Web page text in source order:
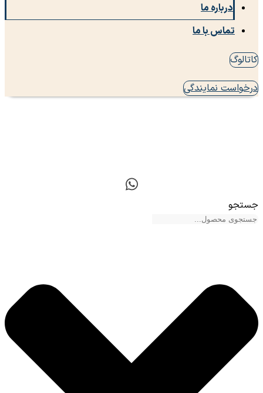
درباره ما
تماس با ما
کاتالوگ
درخواست نمایندگی
جستجو